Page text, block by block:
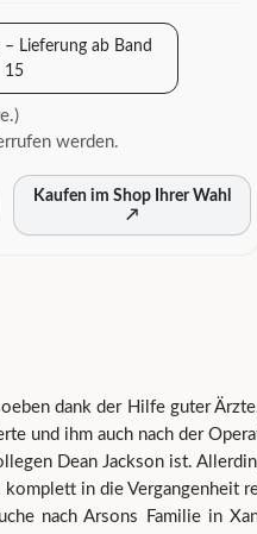
Lieferung ab Band
15
werden.
Kaufen im Shop Ihrer Wahl
↗
dank der Hilfe guter
und ihm auch nach der
Dean Jackson ist.
in die Vergangenheit
nach Arsons Familie in